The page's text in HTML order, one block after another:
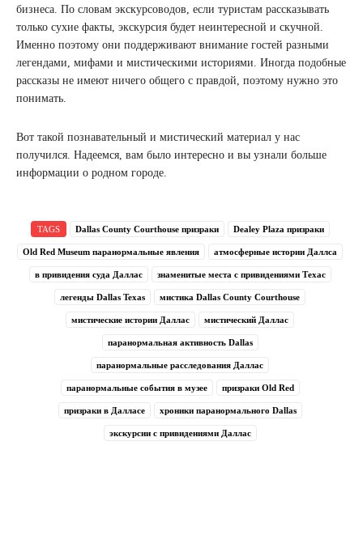
бизнеса. По словам экскурсоводов, если туристам рассказывать
только сухие факты, экскурсия будет неинтересной и скучной.
Именно поэтому они поддерживают внимание гостей разными
легендами, мифами и мистическими историями. Иногда подобные
рассказы не имеют ничего общего с правдой, поэтому нужно это
понимать.
Вот такой познавательный и мистический материал у нас
получился. Надеемся, вам было интересно и вы узнали больше
информации о родном городе.
TAGS Dallas County Courthouse призраки Dealey Plaza призраки
Old Red Museum паранормальные явления атмосферные истории Даллса
в привидения суда Даллас знаменитые места с привидениями Техас
легенды Dallas Texas мистика Dallas County Courthouse
мистические истории Даллас мистический Даллас
паранормальная активность Dallas
паранормальные расследования Даллас
паранормальные события в музее призраки Old Red
призраки в Далласе хроники паранормального Dallas
экскурсии с привидениями Даллас